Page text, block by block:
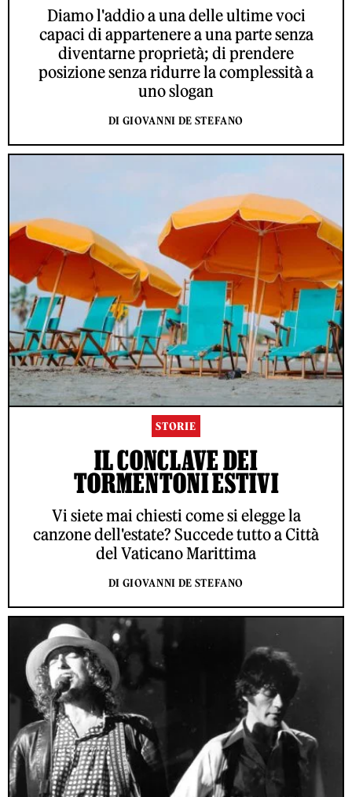
Diamo l'addio a una delle ultime voci
capaci di appartenere a una parte senza
diventarne proprietà; di prendere
posizione senza ridurre la complessità a
uno slogan
DI GIOVANNI DE STEFANO
STORIE
IL CONCLAVE DEI
TORMENTONI ESTIVI
Vi siete mai chiesti come si elegge la
canzone dell'estate? Succede tutto a Città
del Vaticano Marittima
DI GIOVANNI DE STEFANO